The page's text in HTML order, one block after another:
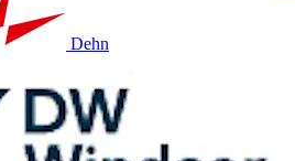
Dehn